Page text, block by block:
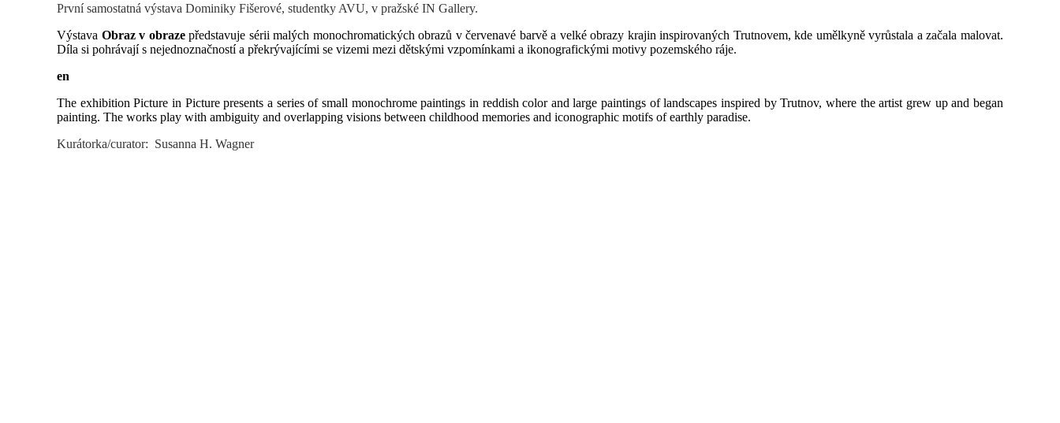
První samostatná výstava Dominiky Fišerové, studentky AVU, v pražské IN Gallery.
Výstava Obraz v obrazepředstavuje sérii malých monochromatických obrazů v červenavé barvě a velké obrazy krajin inspirovaných Trutnovem, kde umělkyně vyrůstala a začala malovat.
Díla si pohrávají s nejednoznačností a překrývajícími se vizemi mezi dětskými vzpomínkami a ikonografickými motivy pozemského ráje.
en
The exhibition Picture in Picture presents a series of small monochrome paintings in reddish color and large paintings of landscapes inspired by Trutnov, where the artist grew up and began
painting. The works play with ambiguity and overlapping visions between childhood memories and iconographic motifs of earthly paradise.
Kurátorka/curator: Susanna H. Wagner